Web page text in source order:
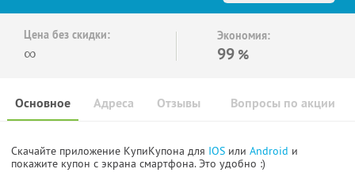
Цена без скидки:
∞
Экономия:
99 %
Основное Отзывы Вопросы по акции
Адреса
Скачайте приложение КупиКупона для IOS или Android и
покажите купон с экрана смартфона. Это удобно :)